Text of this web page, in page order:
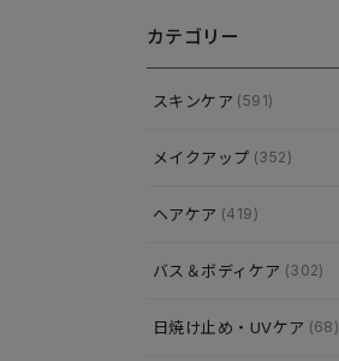
カテゴリー
スキンケア (591)
メイクアップ (352)
ヘアケア (419)
バス＆ボディケア (302)
日焼け止め・UVケア (68)